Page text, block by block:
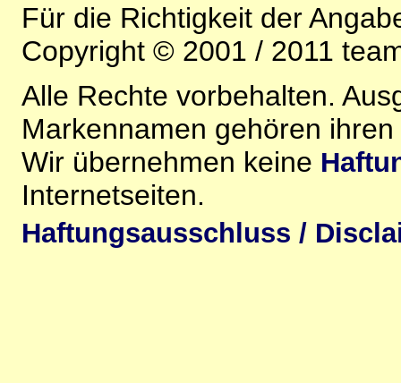
Für die Richtigkeit der
Copyright © 2001 / 2011
Alle Rechte vorbehalten.
Markennamen gehören
Wir übernehmen keine
Internetseiten.
Haftungsausschluss /